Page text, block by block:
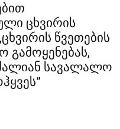
ცხვირის
წვეთების
სავალალო